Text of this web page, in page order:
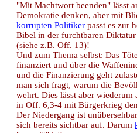
"Mit Machtwort beenden" lässt
Demokratie denken, aber mit
korrupten Politiker passt es zur
Bibel in der furchtbaren
(siehe z.B. Off. 13)!
Und zum Thema selbst: Das
finanziert und über die
und die Finanzierung geht
man sich fragt, warum die
wehrt. Dies lässt aber wiederum
in Off. 6,3-4 mit Bürgerkrieg
Der Niedergang ist
sich bereits sichtbar auf. Darum